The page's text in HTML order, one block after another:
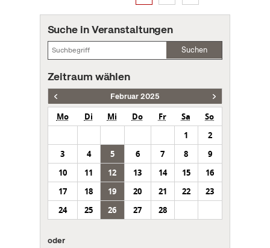
Suche in Veranstaltungen
Suchen
Zeitraum wählen
Februar 2025
Mo Di Mi Do Fr Sa
So
1
2
3
4 5 6 7 8
9
10
11 12 13 14 15
16
17
18 19 20 21 22
23
24
25 26 27 28
oder